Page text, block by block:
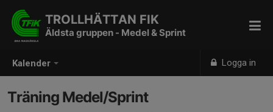
Kalender Logga in
TROLLHÄTTAN FIK
Äldsta gruppen - Medel & Sprint
Träning Medel/Sprint